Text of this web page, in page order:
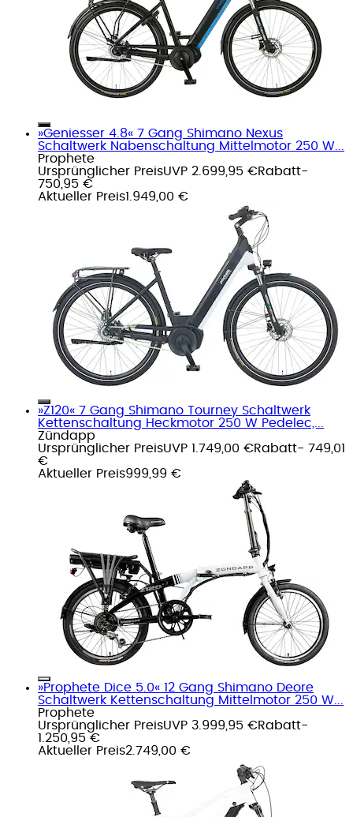
»Geniesser 4.8« 7 Gang Shimano Nexus
Schaltwerk Nabenschaltung Mittelmotor 250 W...
Prophete
Ursprünglicher PreisUVP 2.699,95 €Rabatt-
750,95 €
Aktueller Preis1.949,00 €
»Z120« 7 Gang Shimano Tourney Schaltwerk
Kettenschaltung Heckmotor 250 W Pedelec,...
Zündapp
Ursprünglicher PreisUVP 1.749,00 €Rabatt- 749,01
€
Aktueller Preis999,99 €
»Prophete Dice 5.0« 12 Gang Shimano Deore
Schaltwerk Kettenschaltung Mittelmotor 250 W...
Prophete
Ursprünglicher PreisUVP 3.999,95 €Rabatt-
1.250,95 €
Aktueller Preis2.749,00 €